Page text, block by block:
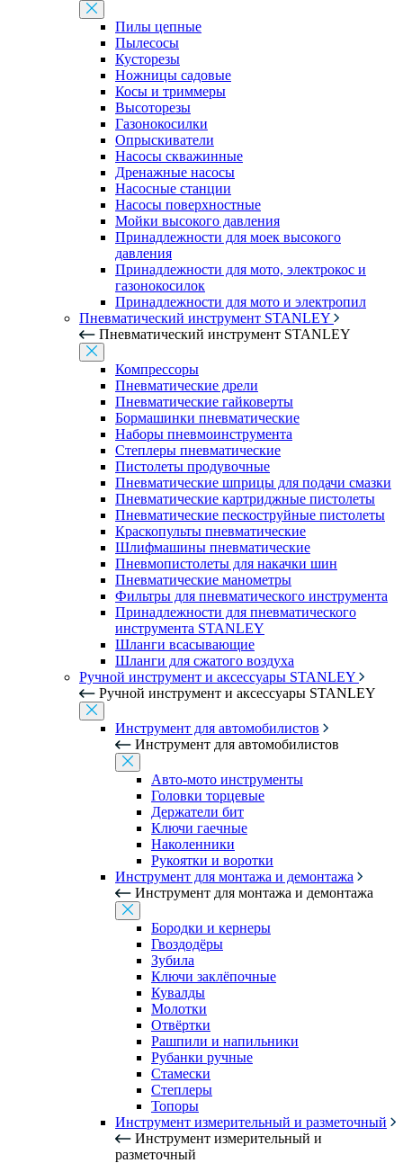
Пилы цепные
Пылесосы
Кусторезы
Ножницы садовые
Косы и триммеры
Высоторезы
Газонокосилки
Опрыскиватели
Насосы скважинные
Дренажные насосы
Насосные станции
Насосы поверхностные
Мойки высокого давления
Принадлежности для моек высокого
давления
Принадлежности для мото, электрокос и
газонокосилок
Принадлежности для мото и электропил
Пневматический инструмент STANLEY
Пневматический инструмент STANLEY
Компрессоры
Пневматические дрели
Пневматические гайковерты
Бормашинки пневматические
Наборы пневмоинструмента
Степлеры пневматические
Пистолеты продувочные
Пневматические шприцы для подачи смазки
Пневматические картриджные пистолеты
Пневматические пескоструйные пистолеты
Краскопульты пневматические
Шлифмашины пневматические
Пневмопистолеты для накачки шин
Пневматические манометры
Фильтры для пневматического инструмента
Принадлежности для пневматического
инструмента STANLEY
Шланги всасывающие
Шланги для сжатого воздуха
Ручной инструмент и аксессуары STANLEY
Ручной инструмент и аксессуары STANLEY
Инструмент для автомобилистов
Инструмент для автомобилистов
Авто-мото инструменты
Головки торцевые
Держатели бит
Ключи гаечные
Наколенники
Рукоятки и воротки
Инструмент для монтажа и демонтажа
Инструмент для монтажа и демонтажа
Бородки и кернеры
Гвоздодёры
Зубила
Ключи заклёпочные
Кувалды
Молотки
Отвёртки
Рашпили и напильники
Рубанки ручные
Стамески
Степлеры
Топоры
Инструмент измерительный и разметочный
Инструмент измерительный и
разметочный